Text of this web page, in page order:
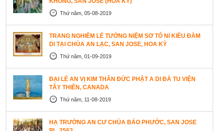
Thứ năm, 05-08-2019
TRANG NGHIÊM LỄ TƯỞNG NIỆM SƠ TỔ NI KIỀU ĐÀM
DI TẠI CHÙA AN LẠC, SAN JOSE, HOA KỲ
Thứ năm, 01-09-2019
ĐẠI LỄ AN VỊ KIM THÂN ĐỨC PHẬT A DI ĐÀ TU VIỆN
TÂY THIÊN, CANADA
Thứ năm, 11-08-2019
HẠ TRƯỜNG AN CƯ CHÙA BẢO PHƯỚC, SAN JOSE